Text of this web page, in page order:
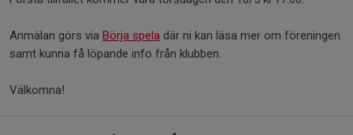
Anmälan görs via Börja spela där ni kan läsa mer om föreningen
samt kunna få löpande info från klubben.
Välkomna!